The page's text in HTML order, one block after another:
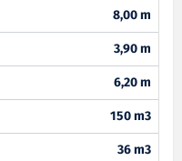
8,00 m
3,90 m
6,20 m
150 m3
36 m3